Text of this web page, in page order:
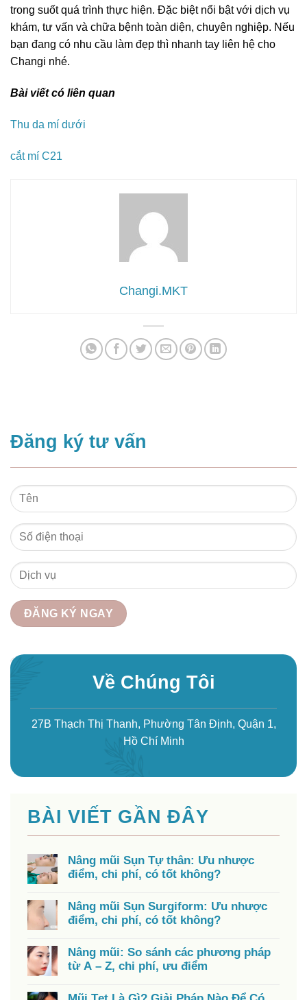
trong suốt quá trình thực hiện. Đặc biệt nổi bật với dịch vụ
khám, tư vấn và chữa bệnh toàn diện, chuyên nghiệp. Nếu
bạn đang có nhu cầu làm đẹp thì nhanh tay liên hệ cho
Changi nhé.
Bài viết có liên quan
Thu da mí dưới
cắt mí C21
Changi.MKT
Đăng ký tư vấn
Về Chúng Tôi
27B Thạch Thị Thanh, Phường Tân Định, Quận 1,
Hồ Chí Minh
BÀI VIẾT GẦN ĐÂY
Nâng mũi Sụn Tự thân: Ưu nhược
điểm, chi phí, có tốt không?
Nâng mũi Sụn Surgiform: Ưu nhược
điểm, chi phí, có tốt không?
Nâng mũi: So sánh các phương pháp
từ A – Z, chi phí, ưu điểm